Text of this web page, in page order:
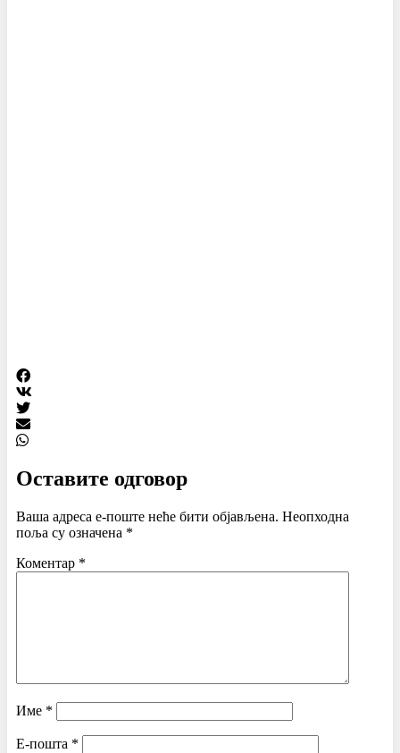
Оставите одговор
Ваша адреса е-поште неће бити објављена. Неопходна
поља су означена *
Коментар *
Име *
Е-пошта *